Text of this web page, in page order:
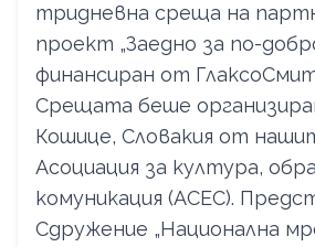
тридневна среща на
проект „Заедно за по-
финансиран от
Срещата беше
Кошице, Словакия от
Асоциация за култура,
комуникация (ACEC).
Сдружение „Национална